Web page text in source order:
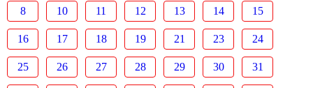
8 10 11 12 13 14 15
16 17 18 19 21 23 24
25 26 27 28 29 30 31